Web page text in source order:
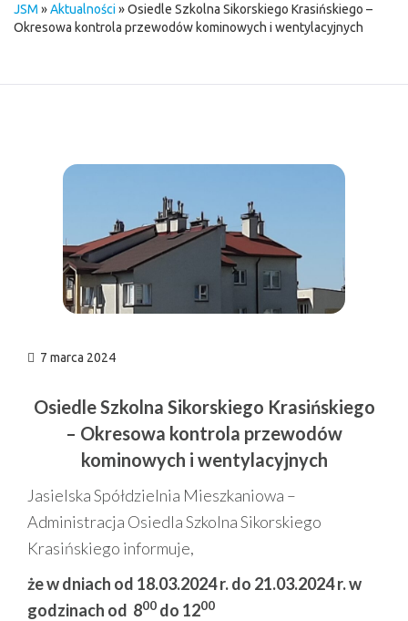
g
a
JSM »Aktualności»Osiedle Szkolna Sikorskiego Krasińskiego –
Okresowa kontrola przewodów kominowych i wentylacyjnych
7 marca 2024
Osiedle Szkolna Sikorskiego Krasińskiego
– Okresowa kontrola przewodów
kominowych i wentylacyjnych
Jasielska Spółdzielnia Mieszkaniowa –
Administracja Osiedla Szkolna Sikorskiego
Krasińskiego informuje,
że w dniach od 18.03.2024 r. do 21.03.2024 r. w
godzinach od 800 do 1200